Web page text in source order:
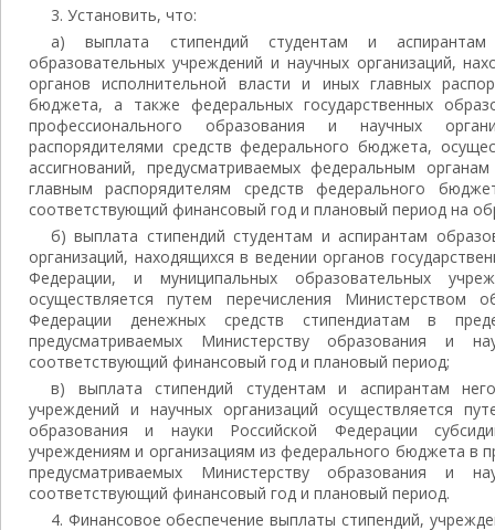
3. Установить, что:
а) выплата стипендий студентам и аспирантам
образовательных учреждений и научных организаций,
органов исполнительной власти и иных главных
бюджета, а также федеральных государственных
профессионального образования и научных
распорядителями средств федерального бюджета,
ассигнований, предусматриваемых федеральным
главным распорядителям средств федерального
соответствующий финансовый год и плановый период на
б) выплата стипендий студентам и аспирантам
организаций, находящихся в ведении органов
Федерации, и муниципальных образовательных
осуществляется путем перечисления Министерством
Федерации денежных средств стипендиатам в
предусматриваемых Министерству образования и
соответствующий финансовый год и плановый период;
в) выплата стипендий студентам и аспирантам
учреждений и научных организаций осуществляется
образования и науки Российской Федерации
учреждениям и организациям из федерального бюджета в
предусматриваемых Министерству образования и
соответствующий финансовый год и плановый период.
4. Финансовое обеспечение выплаты стипендий,